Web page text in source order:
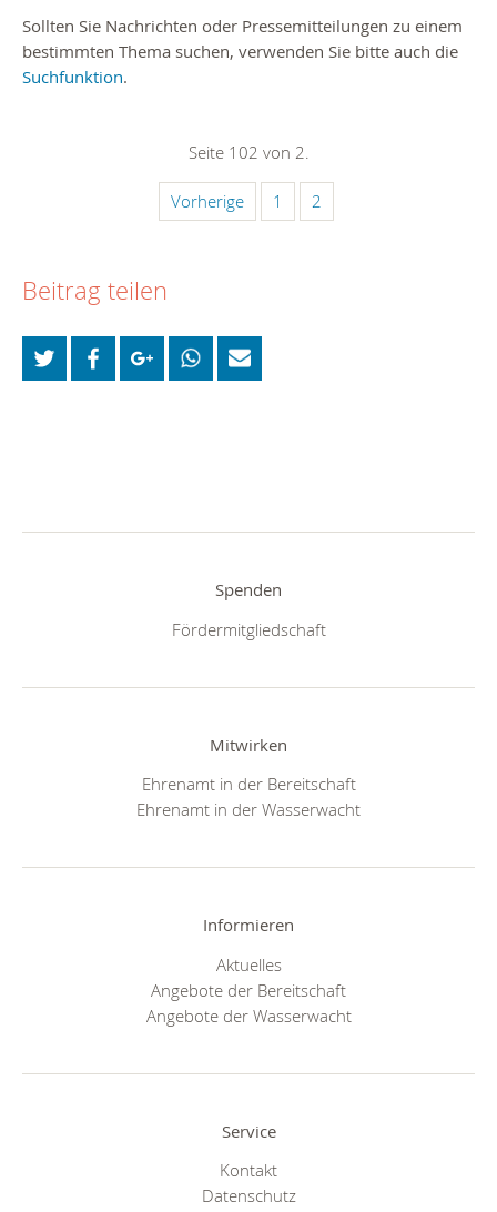
Sollten Sie Nachrichten oder Pressemitteilungen zu einem
bestimmten Thema suchen, verwenden Sie bitte auch die
Suchfunktion.
Seite 102 von 2.
Vorherige 1 2
Beitrag teilen
Spenden
Fördermitgliedschaft
Mitwirken
Ehrenamt in der Bereitschaft
Ehrenamt in der Wasserwacht
Informieren
Aktuelles
Angebote der Bereitschaft
Angebote der Wasserwacht
Service
Kontakt
Datenschutz